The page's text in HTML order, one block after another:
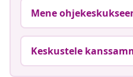
Mene
Keskustele